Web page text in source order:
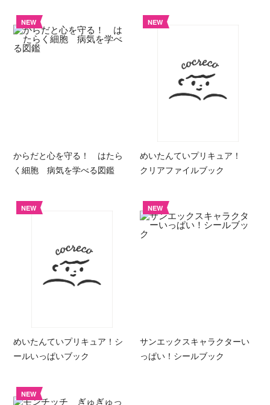
NEW
からだと心を守る！ はたら
く細胞 病気を学べる図鑑
NEW
めいたんていプリキュア！
クリアファイルブック
NEW
めいたんていプリキュア！シ
ールいっぱいブック
NEW
サンエックスキャラクターい
っぱい！シールブック
NEW